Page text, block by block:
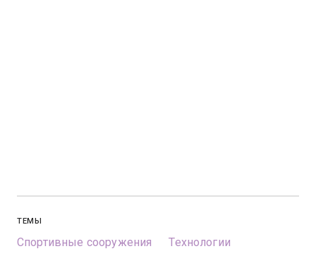
ТЕМЫ
Спортивные сооружения Технологии